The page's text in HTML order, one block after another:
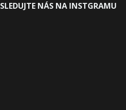
SLEDUJTE NÁS NA INSTGRAMU